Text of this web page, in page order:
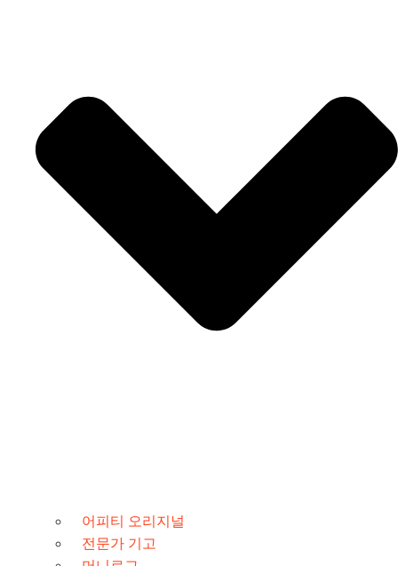
어피티 오리지널
전문가 기고